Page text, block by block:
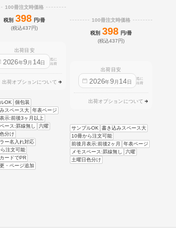
100冊注文時価格
税別 398 円/冊
(税込437円)
出荷目安
2026年9 月 14日
迄に
出荷
出荷オプションについて
OK 個包装
スペース大 年表ページ
示:前後3ヶ月以上
ース:罫線無し
六曜
分け
ー名入れ対応
注文可能
ードでPR
・ページ追加
100冊注文時価格
税別 398 円/冊
(税込437円)
出荷目安
2026年9 月 14日
迄に
出荷
出荷オプションについて
サンプルOK
書き込みスペース大
10冊から注文可能
前後月表示:前後2ヶ月
年表ページ
メモスペース:罫線無し
六曜
土曜日色分け